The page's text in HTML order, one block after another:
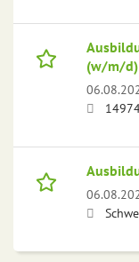
(w/m/d)